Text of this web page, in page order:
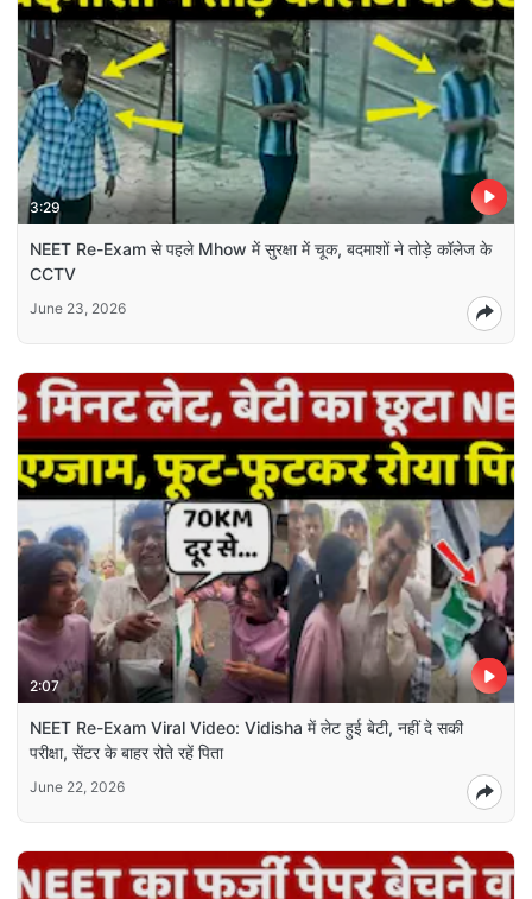
3:29
NEET Re-Exam से पहले Mhow में सुरक्षा में चूक, बदमाशों ने तोड़े कॉलेज के
CCTV
June 23, 2026
2:07
NEET Re-Exam Viral Video: Vidisha में लेट हुई बेटी, नहीं दे सकी
परीक्षा, सेंटर के बाहर रोते रहें पिता
June 22, 2026